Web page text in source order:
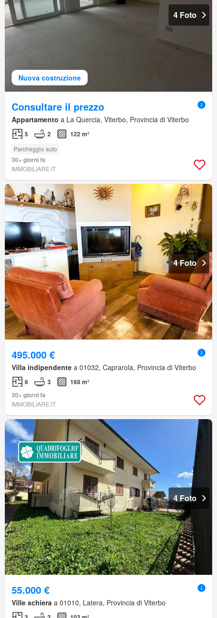
Nuova costruzione
4 Foto
Consultare il prezzo
Appartamento a La Quercia, Viterbo, Provincia di Viterbo
5 2 122 m²
Parcheggio auto
30+ giorni fa
IMMOBILIARE.IT
4 Foto
495.000 €
Villa indipendente a 01032, Caprarola, Provincia di Viterbo
6 3
168 m²
30+ giorni fa
IMMOBILIARE.IT
4 Foto
55.000 €
Ville schiera a 01010, Latera, Provincia di Viterbo